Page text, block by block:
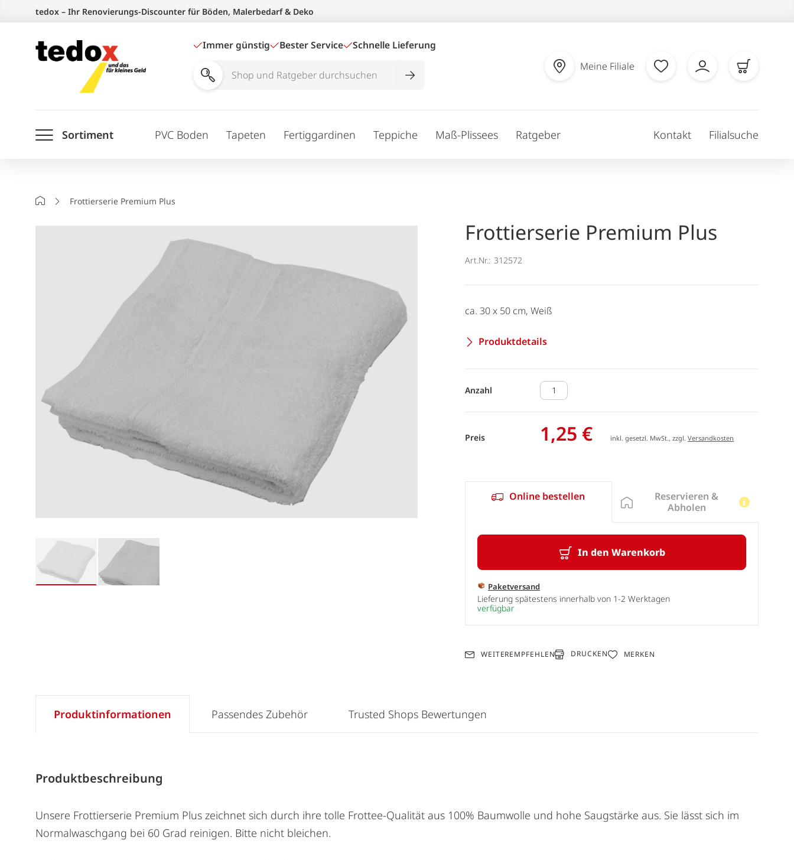
springen
tedox – Ihr Renovierungs-Discounter für Böden, Malerbedarf & Deko
Immer günstig Bester Service Schnelle Lieferung
Shop
durchsuchen
Meine Filiale
Sortiment PVC Boden Tapeten Fertiggardinen Teppiche Maß-Plissees Ratgeber Kontakt Filialsuche
StartseiteFrottierserie Premium Plus
Frottierserie Premium Plus
Art.Nr.: 312572
ca. 30 x 50 cm, Weiß
Produktdetails
Anzahl
Preis 1,25 € inkl. gesetzl. MwSt., zzgl.Versandkosten
Online bestellen
In den Warenkorb
Paketversand
Lieferung spätestens innerhalb von 1-2 Werktagen
verfügbar
Reservieren &
Abholen
WEITEREMPFEHLEN DRUCKEN MERKEN
Produktinformationen
Produktbeschreibung
Unsere Frottierserie Premium Plus zeichnet sich durch ihre tolle Frottee-Qualität aus 100% Baumwolle und hohe Saugstärke aus. Sie lässt sich im
Normalwaschgang bei 60 Grad reinigen. Bitte nicht bleichen.
Passendes Zubehör Trusted Shops Bewertungen